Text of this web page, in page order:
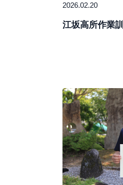
2026.02.20
江坂高所作業